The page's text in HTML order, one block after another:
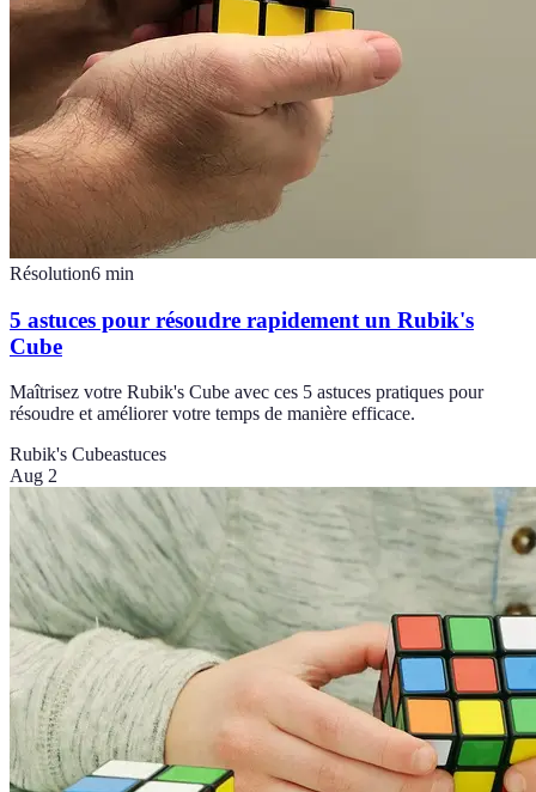
Résolution6 min
5 astuces pour résoudre rapidement un Rubik's
Cube
Maîtrisez votre Rubik's Cube avec ces 5 astuces pratiques pour
résoudre et améliorer votre temps de manière efficace.
Rubik's Cubeastuces
Aug 2